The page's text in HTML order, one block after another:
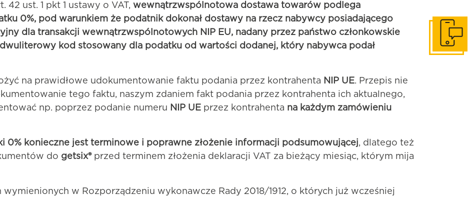
ust. 1 pkt 1 ustawy o VAT, wewnątrzwspólnotowa dostawa towarów podlega
0%, pod warunkiem że podatnik dokonał dostawy na rzecz nabywcy posiadającego
dla transakcji wewnątrzwspólnotowych NIP EU, nadany przez państwo członkowskie
kod stosowany dla podatku od wartości dodanej, który nabywca podał
na prawidłowe udokumentowanie faktu podania przez kontrahenta NIP UE. Przepis nie
tego faktu, naszym zdaniem fakt podania przez kontrahenta ich aktualnego,
np. poprzez podanie numeru NIP UE przez kontrahenta na każdym zamówieniu
0% konieczne jest terminowe i poprawne złożenie informacji podsumowującej, dlatego też
do getsix®przed terminem złożenia deklaracji VAT za bieżący miesiąc, którym mija
w Rozporządzeniu wykonawcze Rady 2018/1912, o których już wcześniej